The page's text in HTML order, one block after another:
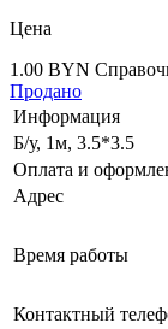
Цена
1.00 BYN
Продано
Информация
Б/у, 1м, 3.5*3.5
Оплата и
Адрес
Время работы
Контактный